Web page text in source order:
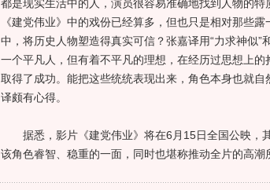
都是现实生活中的人，演员很容易准确地找到人物的
《建党伟业》中的戏份已经算多，但也只是相对那些
中，将历史人物塑造得真实可信？张嘉译用“力求神似”
一个平凡人，但有着不平凡的理想，在经历过思想上
取得了成功。能把这些统统表现出来，角色本身也就
译颇有心得。
据悉，影片《建党伟业》将在6月15日全国公映，
该角色睿智、稳重的一面，同时也堪称推动全片的高潮